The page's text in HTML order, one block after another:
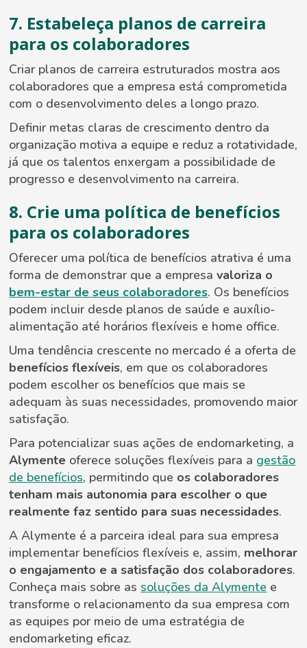
7. Estabeleça planos de carreira
para os colaboradores
Criar planos de carreira estruturados mostra aos
colaboradores que a empresa está comprometida
com o desenvolvimento deles a longo prazo.
Definir metas claras de crescimento dentro da
organização motiva a equipe e reduz a rotatividade,
já que os talentos enxergam a possibilidade de
progresso e desenvolvimento na carreira.
8. Crie uma política de benefícios
para os colaboradores
Oferecer uma política de benefícios atrativa é uma
forma de demonstrar que a empresavaloriza o
bem-estar de seus colaboradores. Os benefícios
podem incluir desde planos de saúde e auxílio-
alimentação até horários flexíveis e home office.
Uma tendência crescente no mercado é a oferta de
benefícios flexíveis, em que os colaboradores
podem escolher os benefícios que mais se
adequam às suas necessidades, promovendo maior
satisfação.
Para potencializar suas ações de endomarketing, a
Alymente oferece soluções flexíveis para a gestão
de benefícios, permitindo que os colaboradores
tenham mais autonomia para escolher o que
realmente faz sentido para suas necessidades.
A Alymente é a parceira ideal para sua empresa
implementar benefícios flexíveis e, assim, melhorar
o engajamento e a satisfação dos colaboradores.
Conheça mais sobre assoluções da Alymente e
transforme o relacionamento da sua empresa com
as equipes por meio de uma estratégia de
endomarketing eficaz.